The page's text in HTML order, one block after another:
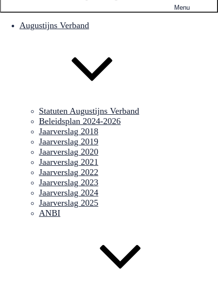
Menu
Augustijns Verband
Statuten Augustijns Verband
Beleidsplan 2024-2026
Jaarverslag 2018
Jaarverslag 2019
Jaarverslag 2020
Jaarverslag 2021
Jaarverslag 2022
Jaarverslag 2023
Jaarverslag 2024
Jaarverslag 2025
ANBI